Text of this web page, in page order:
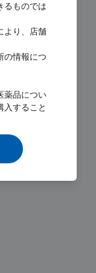
るものでは
より、店舗
の情報につ
薬品につい
入すること